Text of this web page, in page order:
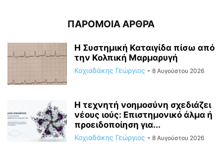
ΠΑΡΟΜΟΙΑ ΑΡΘΡΑ
Η Συστημική Καταιγίδα πίσω από
την Κολπική Μαρμαρυγή
Κοχιαδάκης Γεώργιος - 8 Αυγούστου 2026
Η τεχνητή νοημοσύνη σχεδιάζει
νέους ιούς: Επιστημονικό άλμα ή
προειδοποίηση για...
Κοχιαδάκης Γεώργιος - 8 Αυγούστου 2026